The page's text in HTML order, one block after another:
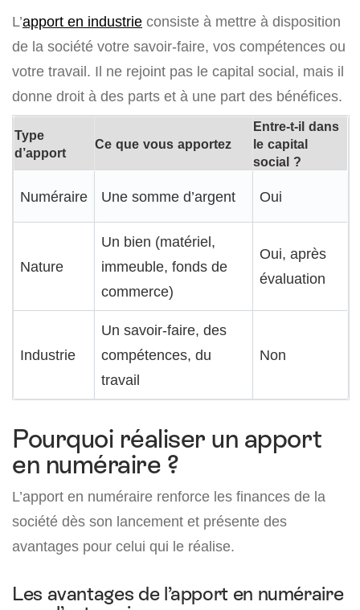
L’apport en industrie consiste à mettre à disposition
de la société votre savoir-faire, vos compétences ou
votre travail. Il ne rejoint pas le capital social, mais il
donne droit à des parts et à une part des bénéfices.
Type
d’apport
Ce que vous apportez
Entre-t-il dans
le capital
social ?
Numéraire Une somme d’argent Oui
Nature
Un bien (matériel,
immeuble, fonds de
commerce)
Oui, après
évaluation
Industrie
Un savoir-faire, des
compétences, du
travail
Non
Pourquoi réaliser un apport
en numéraire ?
L’apport en numéraire renforce les finances de la
société dès son lancement et présente des
avantages pour celui qui le réalise.
Les avantages de l’apport en numéraire